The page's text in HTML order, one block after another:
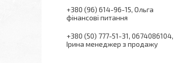
+380 (96) 614-96-15 Ольга
фінансові питання
+380 (50) 777-51-31 0674086104
Ірина менеджер з продажу